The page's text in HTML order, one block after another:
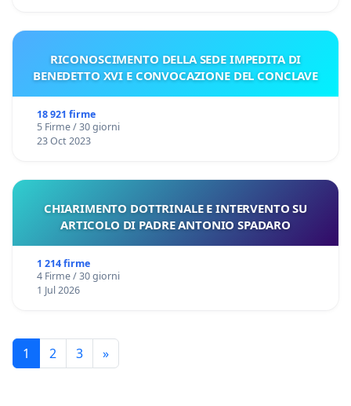
RICONOSCIMENTO DELLA SEDE IMPEDITA DI
BENEDETTO XVI E CONVOCAZIONE DEL CONCLAVE
18 921 firme
5 Firme / 30 giorni
23 Oct 2023
CHIARIMENTO DOTTRINALE E INTERVENTO SU
ARTICOLO DI PADRE ANTONIO SPADARO
1 214 firme
4 Firme / 30 giorni
1 Jul 2026
1 2 3 »